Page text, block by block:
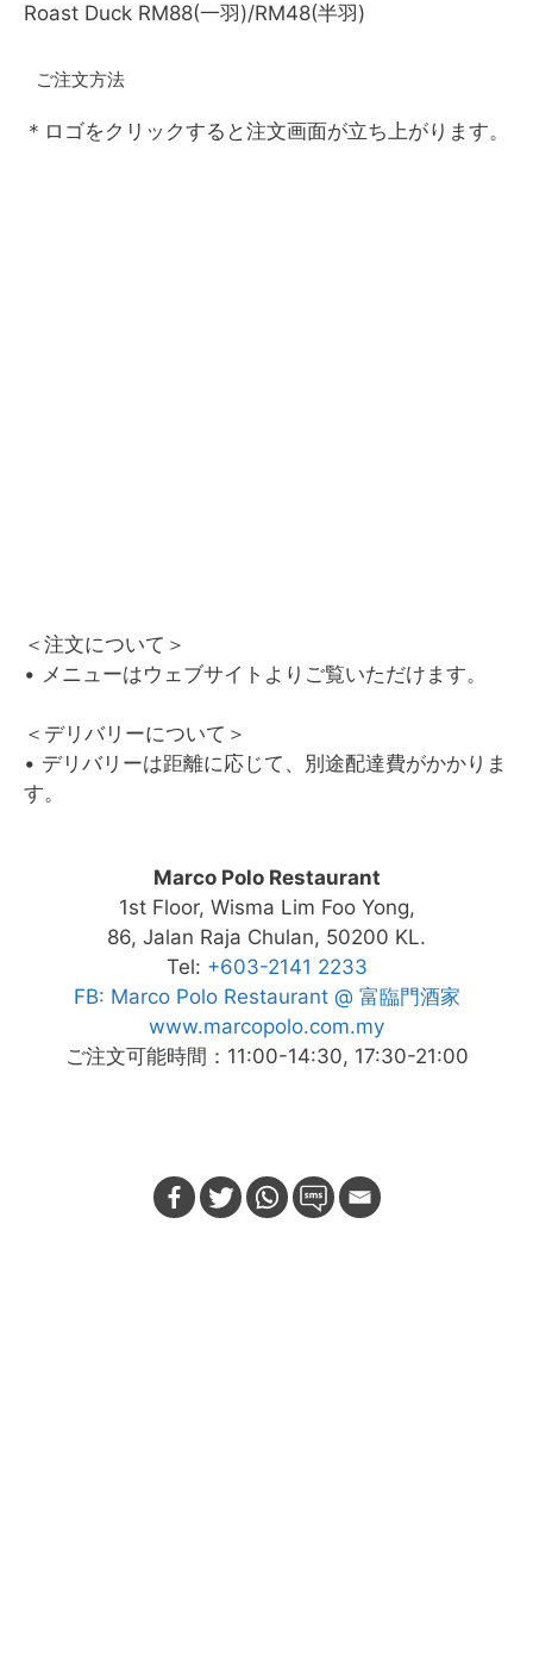
Roast Duck RM88(一羽)/RM48(半羽)
ご注文方法
＊ロゴをクリックすると注文画面が立ち上がります。
＜注文について＞
• メニューはウェブサイトよりご覧いただけます。
＜デリバリーについて＞
• デリバリーは距離に応じて、別途配達費がかかりま
す。
Marco Polo Restaurant
1st Floor, Wisma Lim Foo Yong,
86, Jalan Raja Chulan, 50200 KL.
Tel: +603-2141 2233
FB: Marco Polo Restaurant @ 富臨門酒家
www.marcopolo.com.my
ご注文可能時間：11:00-14:30, 17:30-21:00